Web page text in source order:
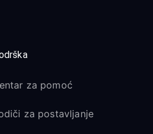
za pomoć
za postavljanje